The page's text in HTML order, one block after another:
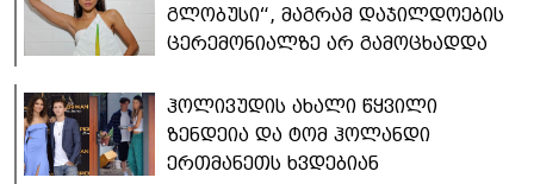
გლობუსი“, მაგრამ დაჯილდოების
ცერემონიალზე არ გამოცხადდა
ჰოლივუდის ახალი წყვილი
ზენდეია და ტომ ჰოლანდი
ერთმანეთს ხვდებიან